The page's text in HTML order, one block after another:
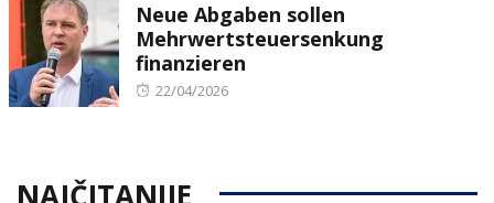
Neue Abgaben sollen
Mehrwertsteuersenkung
finanzieren
Posted
22/04/2026